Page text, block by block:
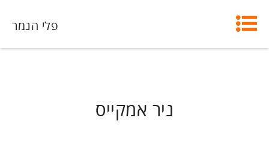
פלי הנמר
ניר אמקייס